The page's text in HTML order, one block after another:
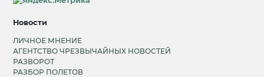
Новости
ЛИЧНОЕ МНЕНИЕ
АГЕНТСТВО ЧРЕЗВЫЧАЙНЫХ НОВОСТЕЙ
РАЗВОРОТ
РАЗБОР ПОЛЕТОВ